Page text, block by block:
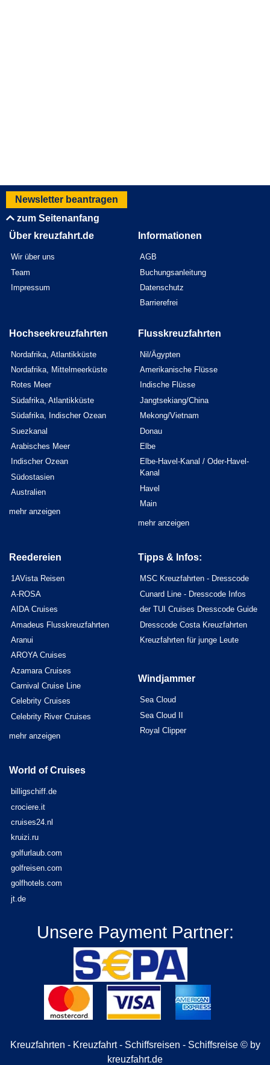
Newsletter beantragen
zum Seitenanfang
Über kreuzfahrt.de
Wir über uns
Team
Impressum
Informationen
AGB
Buchungsanleitung
Datenschutz
Barrierefrei
Hochseekreuzfahrten
Nordafrika, Atlantikküste
Nordafrika, Mittelmeerküste
Rotes Meer
Südafrika, Atlantikküste
Südafrika, Indischer Ozean
Suezkanal
Arabisches Meer
Indischer Ozean
Südostasien
Australien
mehr anzeigen
Flusskreuzfahrten
Nil/Ägypten
Amerikanische Flüsse
Indische Flüsse
Jangtsekiang/China
Mekong/Vietnam
Donau
Elbe
Elbe-Havel-Kanal / Oder-Havel-
Kanal
Havel
Main
mehr anzeigen
Reedereien
1AVista Reisen
A-ROSA
AIDA Cruises
Amadeus Flusskreuzfahrten
Aranui
AROYA Cruises
Azamara Cruises
Carnival Cruise Line
Celebrity Cruises
Celebrity River Cruises
mehr anzeigen
Tipps & Infos:
MSC Kreuzfahrten - Dresscode
Cunard Line - Dresscode Infos
der TUI Cruises Dresscode Guide
Dresscode Costa Kreuzfahrten
Kreuzfahrten für junge Leute
Windjammer
Sea Cloud
Sea Cloud II
Royal Clipper
World of Cruises
billigschiff.de
crociere.it
cruises24.nl
kruizi.ru
golfurlaub.com
golfreisen.com
golfhotels.com
jt.de
Unsere Payment Partner:
Kreuzfahrten - Kreuzfahrt - Schiffsreisen - Schiffsreise © by
kreuzfahrt.de